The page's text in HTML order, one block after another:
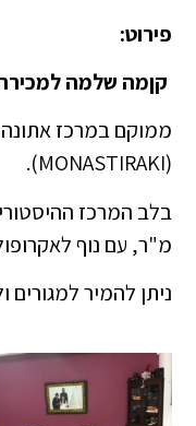
פירוט:
קןמה שלמה
ממוקם במרכז
(MONASTIRAKI).
מ"ר, עם נוף
ניתן להמיר למגורים